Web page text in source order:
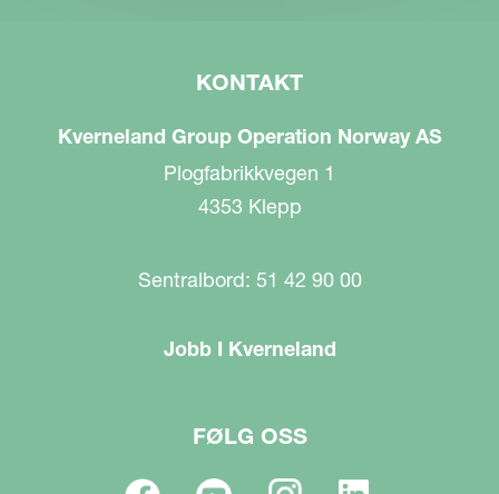
KONTAKT
Kverneland Group Operation Norway AS
Plogfabrikkvegen 1
4353 Klepp
Sentralbord: 51 42 90 00
Jobb I Kverneland
FØLG OSS